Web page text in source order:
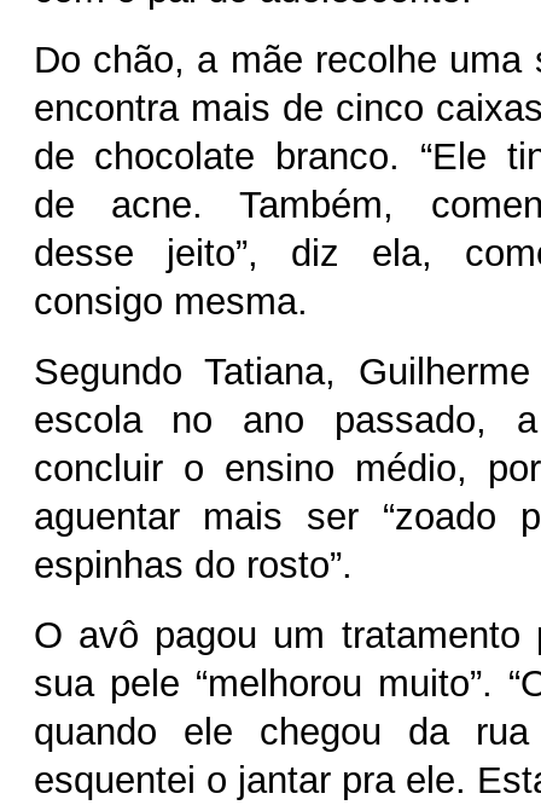
Do chão, a mãe recolhe uma
encontra mais de cinco
de chocolate branco. “Ele
de acne. Também,
desse jeito”, diz ela,
consigo mesma.
Segundo Tatiana,
escola no ano passado,
concluir o ensino médio,
aguentar mais ser “zoado
espinhas do rosto”.
O avô pagou um tratamento
sua pele “melhorou muito”.
quando ele chegou da
esquentei o jantar pra ele.